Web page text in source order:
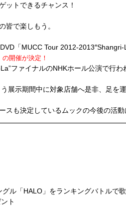
ットできるチャンス！
皆で楽しもう。
「MUCC Tour 2012-2013″Shangri-
開催が決定！
ファイナルのNHKホール公演で行
展示期間中に対象店舗へ是非、足を運
スも決定しているムックの今後の活動
ル「HALO」をランキングバトル
ト